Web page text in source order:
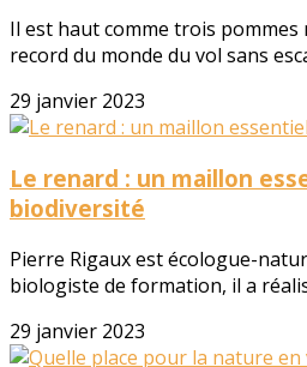
Il est haut comme trois
record du monde du vol sans
29 janvier 2023
Le renard : un maillon
biodiversité
Pierre Rigaux est écologue-
biologiste de formation, il a
29 janvier 2023